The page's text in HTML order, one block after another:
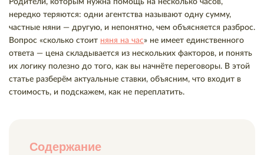
Родители, которым нужна помощь на несколько часов,
нередко теряются: одни агентства называют одну сумму,
частные няни — другую, и непонятно, чем объясняется разброс.
Вопрос «сколько стоит няня на час» не имеет единственного
ответа — цена складывается из нескольких факторов, и понять
их логику полезно до того, как вы начнёте переговоры. В этой
статье разберём актуальные ставки, объясним, что входит в
стоимость, и подскажем, как не переплатить.
Содержание